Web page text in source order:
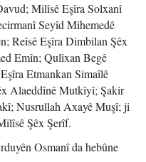
Milîsê Eşîra Solxanî
Seyîd Mihemedê
Reîsê Eşîra Dimbilan Şêx
Emîn; Qulîxan Begê
Etmankan Simaîlê
Alaeddînê Mutkîyî; Şakir
Nusrullah Axayê Muşî; ji
Şêx Şerîf.
Osmanî da hebûne